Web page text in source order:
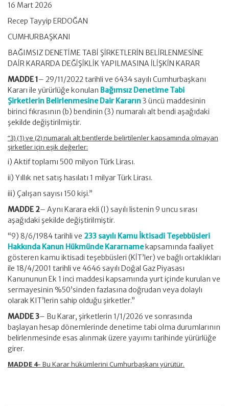
16 Mart 2026
Recep Tayyip ERDOĞAN
CUMHURBAŞKANI
BAĞIMSIZ DENETİME TABİ ŞİRKETLERİN BELİRLENMESİNE
DAİR KARARDA DEĞİŞİKLİK YAPILMASINA İLİŞKİN KARAR
MADDE 1– 29/11/2022 tarihli ve 6434 sayılı Cumhurbaşkanı
Kararı ile yürürlüğe konulan Bağımsız Denetime Tabi
Şirketlerin Belirlenmesine Dair Kararın3 üncü maddesinin
birinci fıkrasının (b) bendinin (3) numaralı alt bendi aşağıdaki
şekilde değiştirilmiştir.
“3) (1) ve (2) numaralı alt bentlerde belirtilenler kapsamında olmayan
şirketler için eşik değerler:
i) Aktif toplamı 500 milyon Türk Lirası.
ii) Yıllık net satış hasılatı 1 milyar Türk Lirası.
iii) Çalışan sayısı 150 kişi.”
MADDE 2– Aynı Karara ekli (I) sayılı listenin 9 uncu sırası
aşağıdaki şekilde değiştirilmiştir.
“9) 8/6/1984 tarihli ve 233 sayılı Kamu İktisadi Teşebbüsleri
Hakkında Kanun Hükmünde Kararnamekapsamında faaliyet
gösteren kamu iktisadi teşebbüsleri (KİT’ler) ve bağlı ortaklıkları
ile 18/4/2001 tarihli ve 4646 sayılı Doğal Gaz Piyasası
Kanununun Ek 1 inci maddesi kapsamında yurt içinde kurulan ve
sermayesinin %50’sinden fazlasına doğrudan veya dolaylı
olarak KIT’lerin sahip olduğu şirketler.”
MADDE 3– Bu Karar, şirketlerin 1/1/2026 ve sonrasında
başlayan hesap dönemlerinde denetime tabi olma durumlarının
belirlenmesinde esas alınmak üzere yayımı tarihinde yürürlüğe
girer.
MADDE 4– Bu Karar hükümlerini Cumhurbaşkanı yürütür.